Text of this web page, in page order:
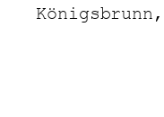
Königsbrunn,